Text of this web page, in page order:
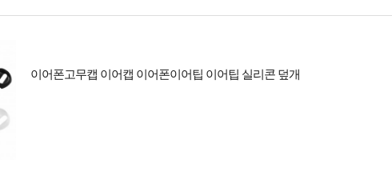
이어폰고무캡 이어캡 이어폰이어팁 이어팁 실리콘 덮개